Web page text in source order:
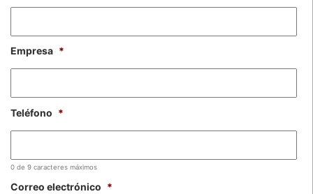
Empresa *
Teléfono *
0 de 9 caracteres máximos
Correo electrónico *